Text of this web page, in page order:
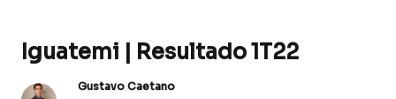
Iguatemi | Resultado 1T22
Gustavo Caetano